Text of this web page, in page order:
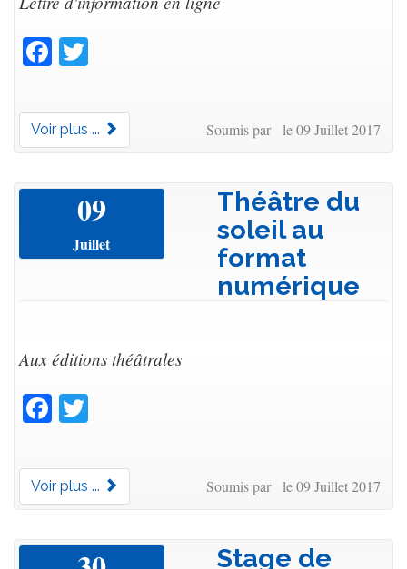
Facebook
Voir plus ... Soumis par le 09 Juillet 2017
09
Juillet
Théâtre du
soleil au
format
numérique
Aux éditions théâtrales
Facebook
Voir plus ... Soumis par le 09 Juillet 2017
Stage de